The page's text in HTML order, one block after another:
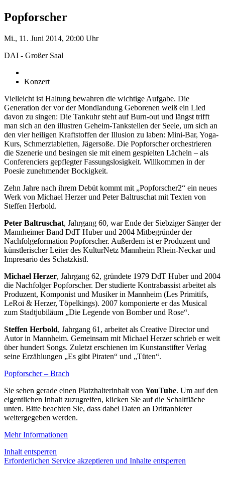
Popforscher
Mi., 11. Juni 2014, 20:00 Uhr
DAI - Großer Saal
Konzert
Vielleicht ist Haltung bewahren die wichtige Aufgabe. Die
Generation der vor der Mondlandung Geborenen weiß ein Lied
davon zu singen: Die Tankuhr steht auf Burn-out und längst trifft
man sich an den illustren Geheim-Tankstellen der Seele, um sich an
den vier heiligen Kraftstoffen der Illusion zu laben: Mini-Bar, Yoga-
Kurs, Schmerztabletten, Jägersoße. Die Popforscher orchestrieren
die Szenerie und besingen sie mit einem gespielten Lächeln – als
Conferenciers gepflegter Fassungslosigkeit. Willkommen in der
Poesie zunehmender Bockigkeit.
Zehn Jahre nach ihrem Debüt kommt mit „Popforscher2“ ein neues
Werk von Michael Herzer und Peter Baltruschat mit Texten von
Steffen Herbold.
Peter Baltruschat, Jahrgang 60, war Ende der Siebziger Sänger der
Mannheimer Band DdT Huber und 2004 Mitbegründer der
Nachfolgeformation Popforscher. Außerdem ist er Produzent und
künstlerischer Leiter des KulturNetz Mannheim Rhein-Neckar und
Impresario des Schatzkistl.
Michael Herzer, Jahrgang 62, gründete 1979 DdT Huber und 2004
die Nachfolger Popforscher. Der studierte Kontrabassist arbeitet als
Produzent, Komponist und Musiker in Mannheim (Les Primitifs,
LeRoi & Herzer, Töpelkings). 2007 komponierte er das Musical
zum Stadtjubiläum „Die Legende von Bomber und Rose“.
Steffen Herbold, Jahrgang 61, arbeitet als Creative Director und
Autor in Mannheim. Gemeinsam mit Michael Herzer schrieb er weit
über hundert Songs. Zuletzt erschienen im Kunstanstifter Verlag
seine Erzählungen „Es gibt Piraten“ und „Tüten“.
Popforscher – Brach
Sie sehen gerade einen Platzhalterinhalt von YouTube. Um auf den
eigentlichen Inhalt zuzugreifen, klicken Sie auf die Schaltfläche
unten. Bitte beachten Sie, dass dabei Daten an Drittanbieter
weitergegeben werden.
Mehr Informationen
Inhalt entsperren
Erforderlichen Service akzeptieren und Inhalte entsperren